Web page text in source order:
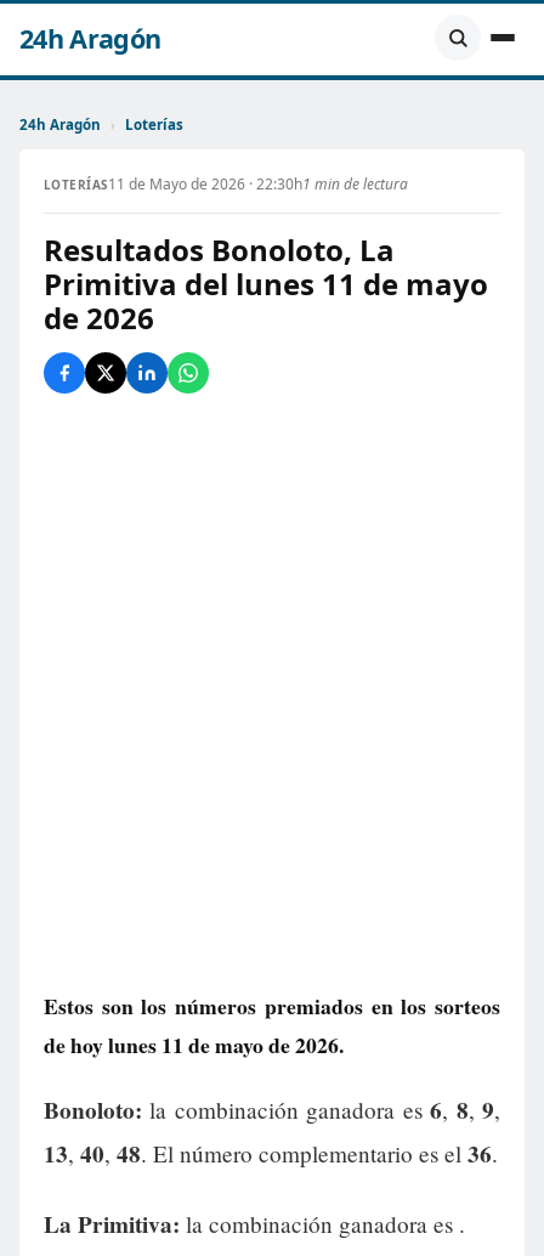
24h Aragón
24h Aragón › Loterías
LOTERÍAS11 de Mayo de 2026 · 22:30h1 min de lectura
Resultados Bonoloto, La
Primitiva del lunes 11 de mayo
de 2026
Estos son los números premiados en los sorteos
de hoy lunes 11 de mayo de 2026.
Bonoloto: la combinación ganadora es6, 8,9,
13, 40, 48. El número complementario es el 36.
La Primitiva: la combinación ganadora es .